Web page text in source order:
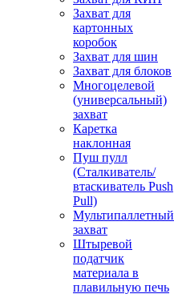
Захват для
картонных
коробок
Захват для шин
Захват для блоков
Многоцелевой
(универсальный)
захват
Каретка
наклонная
Пуш пулл
(Сталкиватель/
втаскиватель Push
Pull)
Мультипаллетный
захват
Штыревой
податчик
материала в
плавильную печь